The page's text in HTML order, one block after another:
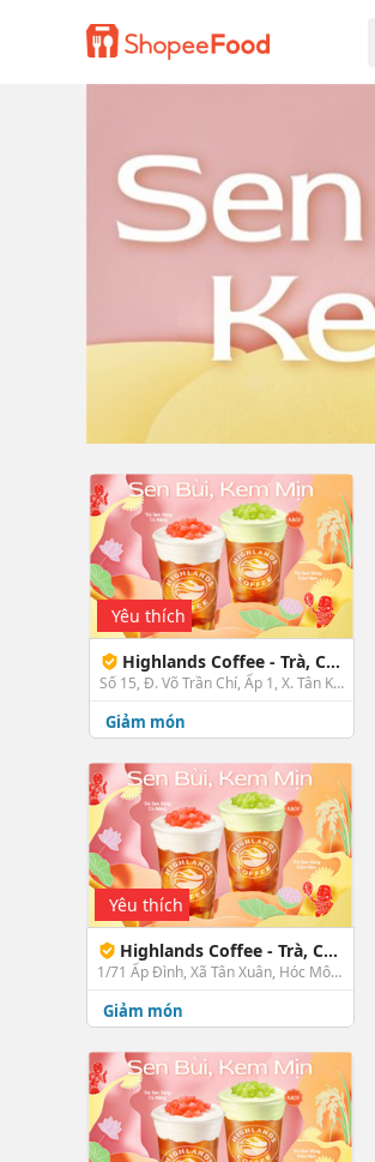
Yêu thích
Highlands Coffee - Trà, Cà Phê & Bánh - BV Nhi Đồng Thành phố
Số 15, Đ. Võ Trần Chí, Ấp 1, X. Tân Kiên, Bình Chánh, TP. HCM
Giảm món
Yêu thích
Highlands Coffee - Trà, Cà Phê & Bánh - Lê Thị Hà
1/71 Ấp Đình, Xã Tân Xuân, Hóc Môn, TP. HCM
Giảm món